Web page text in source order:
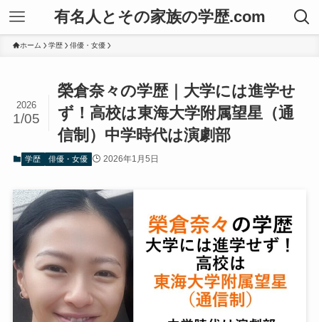
有名人とその家族の学歴.com
ホーム 学歴 俳優・女優
榮倉奈々の学歴｜大学には進学せ
ず！高校は東海大学附属望星（通
信制）中学時代は演劇部
2026
1/05
学歴 俳優・女優 2026年1月5日